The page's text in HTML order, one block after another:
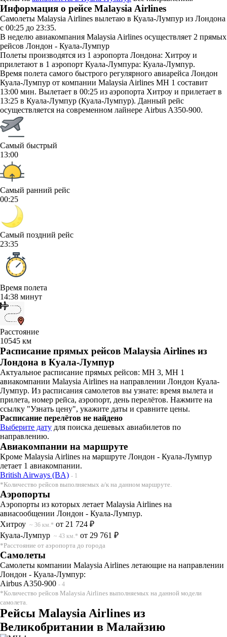
Информация о рейсе Malaysia Airlines
Самолеты Malaysia Airlines вылетаю в Куала-Лумпур из Лондона
с 00:25 до 23:35.
В неделю авиакомпания Malaysia Airlines осуществляет 2 прямых
рейсов Лондон - Куала-Лумпур
Полеты производятся из 1 аэропорта Лондона: Хитроу и
прилетают в 1 аэропорт Куала-Лумпура: Куала-Лумпур.
Время полета самого быстрого регулярного авиарейса Лондон
Куала-Лумпур от компании Malaysia Airlines MH 1 составит
13:00 мин. Вылетает в 00:25 из аэропорта Хитроу и прилетает в
13:25 в Куала-Лумпур (Куала-Лумпур). Данный рейс
осуществляется на современном лайнере Airbus A350-900.
Самый быстрый
13:00
Самый ранний рейс
00:25
Самый поздний рейс
23:35
Время полета
14:38 минут
Расстояние
10545 км
Расписание прямых рейсов Malaysia Airlines из
Лондона в Куала-Лумпур
Актуальное расписание прямых рейсов: MH 3, MH 1
авиакомпании Malaysia Airlines на направлении Лондон Куала-
Лумпур. Из расписания самолетов вы узнате: время вылета и
прилета, номер рейса, аэропорт, день перелётов. Нажмите на
ссылку "Узнать цену", укажите даты и сравните цены.
Расписание перелётов не найдено
Выберите дату для поиска дешевых авиабилетов по
направлению.
Авиакомпании на маршруте
Кроме Malaysia Airlines на маршруте Лондон - Куала-Лумпур
летает 1 авиакомпании.
British Airways (BA) - 1
*Количество рейсов выполняемых а/к на данном маршруте.
Аэропорты
Аэропорты из которых летает Malaysia Airlines на
авиасообщении Лондон - Куала-Лумпур.
Хитроу ~ 36 км.* от 21 724 ₽
Куала-Лумпур ~ 43 км.* от 29 761 ₽
*Расстояние от аэропорта до города
Самолеты
Самолеты компании Malaysia Airlines летающие на направлении
Лондон - Куала-Лумпур:
Airbus A350-900 - 4
*Количество рейсов Malaysia Airlines выполняемых на данной модели
самолета.
Рейсы Malaysia Airlines из
Великобритании в Малайзию